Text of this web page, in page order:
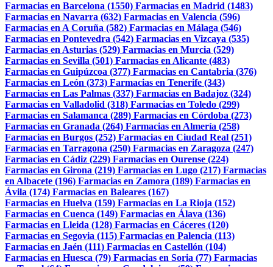
Farmacias en Barcelona (1550) Farmacias en Madrid (1483)
Farmacias en Navarra (632) Farmacias en Valencia (596)
Farmacias en A Coruña (582) Farmacias en Málaga (546)
Farmacias en Pontevedra (542) Farmacias en Vizcaya (535)
Farmacias en Asturias (529) Farmacias en Murcia (529)
Farmacias en Sevilla (501) Farmacias en Alicante (483)
Farmacias en Guipúzcoa (377) Farmacias en Cantabria (376)
Farmacias en León (373) Farmacias en Tenerife (343)
Farmacias en Las Palmas (337) Farmacias en Badajoz (324)
Farmacias en Valladolid (318) Farmacias en Toledo (299)
Farmacias en Salamanca (289) Farmacias en Córdoba (273)
Farmacias en Granada (264) Farmacias en Almería (258)
Farmacias en Burgos (252) Farmacias en Ciudad Real (251)
Farmacias en Tarragona (250) Farmacias en Zaragoza (247)
Farmacias en Cádiz (229) Farmacias en Ourense (224)
Farmacias en Girona (219) Farmacias en Lugo (217) Farmacias
en Albacete (196) Farmacias en Zamora (189) Farmacias en
Ávila (174) Farmacias en Baleares (167)
Farmacias en Huelva (159) Farmacias en La Rioja (152)
Farmacias en Cuenca (149) Farmacias en Álava (136)
Farmacias en Lleida (128) Farmacias en Cáceres (120)
Farmacias en Segovia (115) Farmacias en Palencia (113)
Farmacias en Jaén (111) Farmacias en Castellón (104)
Farmacias en Huesca (79) Farmacias en Soria (77) Farmacias